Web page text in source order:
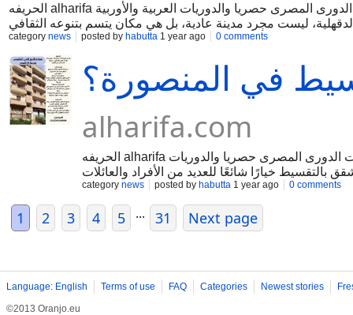
الحريفه alharifa موقع رياضى مصرى عربى وتليفزيون ديجيتال ينقل أخبار وفيديوهات ومباريات الدورى المصرى حصريا والدوريات العربية والأوربية
ليست مجرد مدينة عادية، بل هي مكان يتسم بتنوعه الثقافي
فيها. من أفضل الأحياء: حي الجامعة (قرب جامعة المنصورة،
category news posted by habutta 1 year ago 0 comments
في المنصورة؟
alharifa.com
الحريفه alharifa موقع رياضى مصرى عربى وتليفزيون ديجيتال ينقل أخبار وفيديوهات ومباريات الدورى المصرى حصريا والدوريات
بالتقسيط خيارًا شائعًا للعديد من الأفراد والعائلات
هذا النوع من الشراء تقسيم المبلغ الإجمالي إلى
من بعض المطورين والبنوك، مثل: تقسيط على
category news posted by habutta 1 year ago 0 comments
1 2 3 4 5 ... 31 Next page
Language: English Terms of use FAQ Categories Newest stories
©2013 Oranjo.eu